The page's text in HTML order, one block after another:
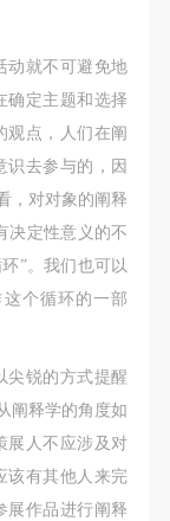
动就不可避免地
确定主题和选择
观点，人们在阐
识去参与的，因
，对对象的阐释
决定性意义的不
”。我们也可以
个循环的一部
尖锐的方式提醒
阐释学的角度如
展人不应涉及对
该有其他人来完
展作品进行阐释